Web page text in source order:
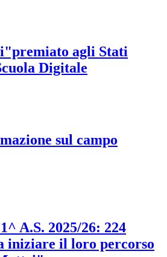
agli Stati
Digitale
sul campo
A.S. 2025/26: 224
iniziare il loro percorso